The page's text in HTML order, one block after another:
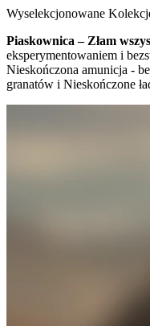
Wyselekcjonowane
Piaskownica – Złam
eksperymentowaniem i
Nieskończona amunicja -
granatów i Nieskończone